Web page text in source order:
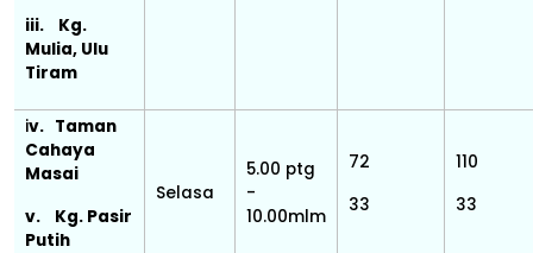
iii. Kg.
Mulia, Ulu
Tiram
iv. Taman
Cahaya
Masai
v. Kg. Pasir
Putih
Selasa
5.00 ptg
-
10.00mlm
72
33
110
33